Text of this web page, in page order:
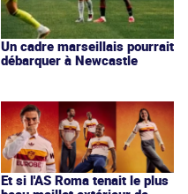
Un cadre marseillais pourrait
débarquer à Newcastle
Et si l'AS Roma tenait le plus